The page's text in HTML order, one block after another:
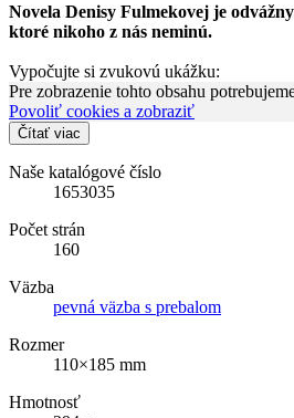
Novela Denisy Fulmekovej je
ktoré nikoho z nás neminú.
Vypočujte si zvukovú ukážku:
Pre zobrazenie tohto obsahu
Povoliť cookies a zobraziť
Čítať viac
Naše katalógové číslo
1653035
Počet strán
160
Väzba
pevná väzba s prebalom
Rozmer
110×185 mm
Hmotnosť